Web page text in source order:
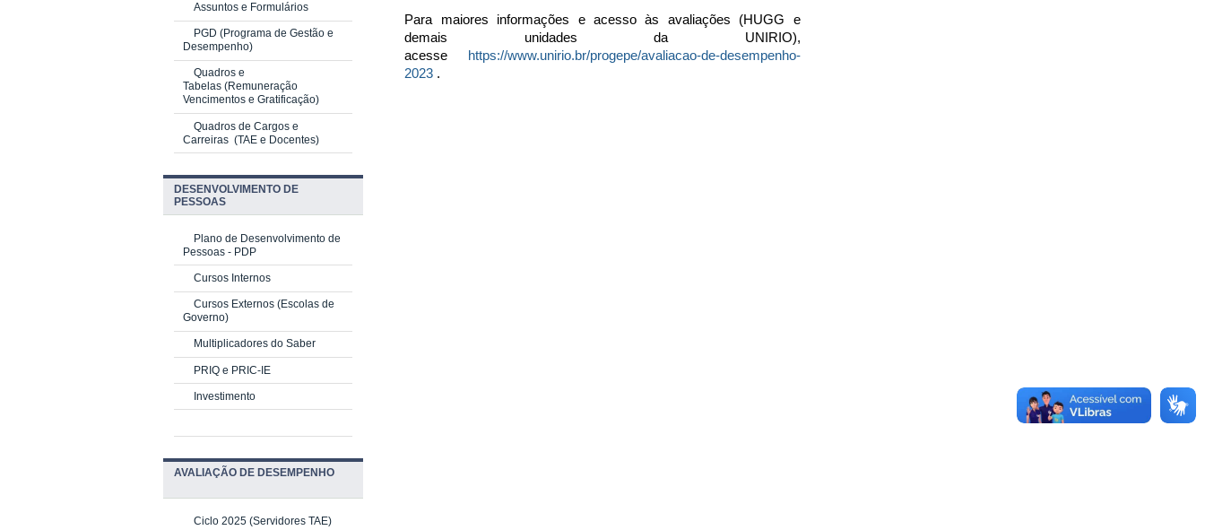
Para maiores informações e acesso às avaliações (HUGG e
demais unidades da UNIRIO),
acesse
https://www.unirio.br/progepe/avaliacao-de-desempenho-
2023 .
Assuntos e Formulários
PGD (Programa de Gestão e
Desempenho)
Quadros e
Tabelas (Remuneração
Vencimentos e Gratificação)
Quadros de Cargos e
Carreiras (TAE e Docentes)
DESENVOLVIMENTO DE
PESSOAS
Plano de Desenvolvimento de
Pessoas - PDP
Cursos Internos
Cursos Externos (Escolas de
Governo)
Multiplicadores do Saber
PRIQ e PRIC-IE
Investimento
AVALIAÇÃO DE DESEMPENHO
Ciclo 2025 (Servidores TAE)